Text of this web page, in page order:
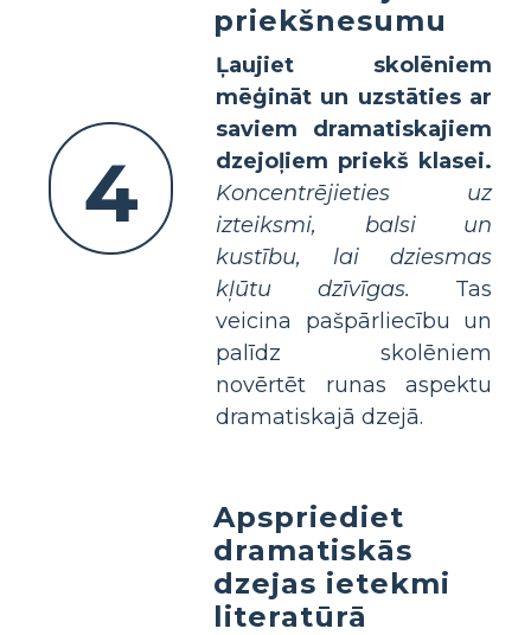
4
priekšnesumu
Ļaujiet skolēniem
mēģināt un uzstāties ar
saviem dramatiskajiem
dzejoļiem priekš klasei.
Koncentrējieties uz
izteiksmi, balsi un
kustību, lai dziesmas
kļūtu dzīvīgas. Tas
veicina pašpārliecību un
palīdz skolēniem
novērtēt runas aspektu
dramatiskajā dzejā.
Apspriediet
dramatiskās
dzejas ietekmi
literatūrā